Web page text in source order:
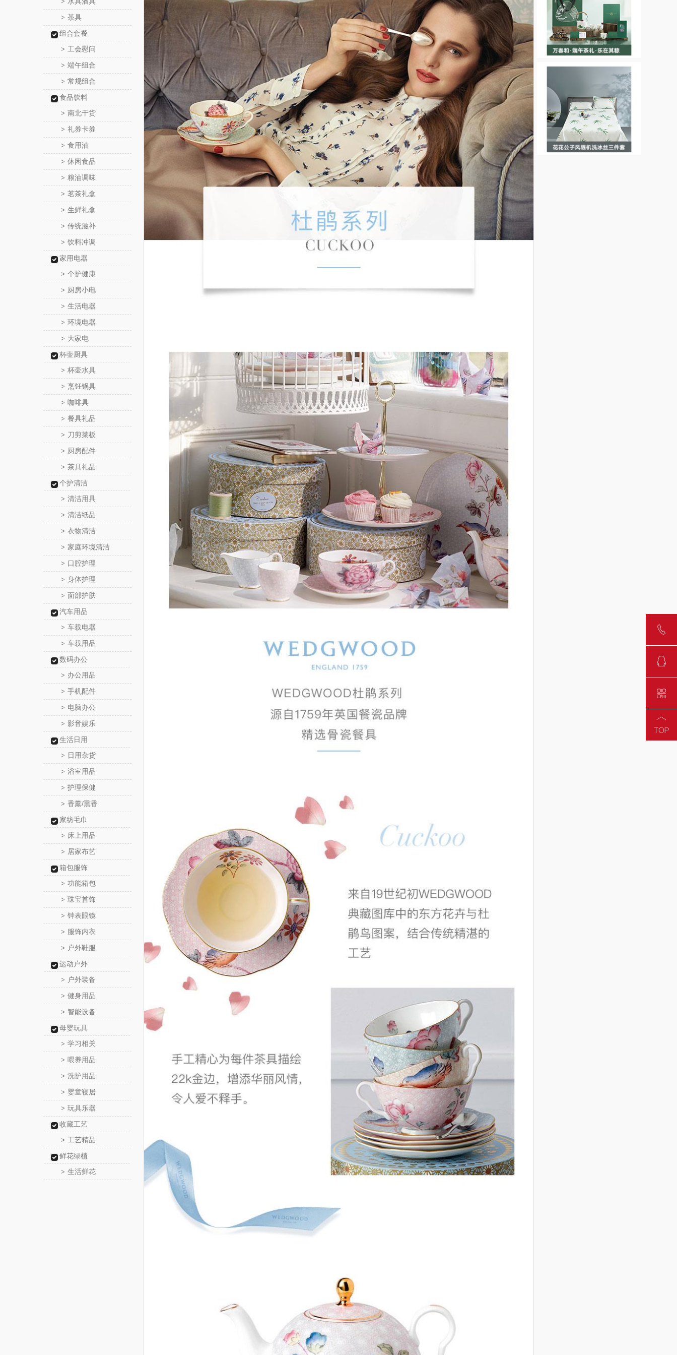
> 茶具
组合套餐
> 工会慰问
> 端午组合
> 常规组合
食品饮料
> 南北干货
> 礼券卡券
> 食用油
> 休闲食品
> 粮油调味
> 茗茶礼盒
> 生鲜礼盒
> 传统滋补
> 饮料冲调
家用电器
> 个护健康
> 厨房小电
> 生活电器
> 环境电器
> 大家电
杯壶厨具
> 杯壶水具
> 烹饪锅具
> 咖啡具
> 餐具礼品
> 刀剪菜板
> 厨房配件
> 茶具礼品
个护清洁
> 清洁用具
> 清洁纸品
> 衣物清洁
> 家庭环境清洁
> 口腔护理
> 身体护理
> 面部护肤
汽车用品
> 车载电器
> 车载用品
数码办公
> 办公用品
> 手机配件
> 电脑办公
> 影音娱乐
生活日用
> 日用杂货
> 浴室用品
> 护理保健
> 香薰/熏香
家纺毛巾
> 床上用品
> 居家布艺
箱包服饰
> 功能箱包
> 珠宝首饰
> 钟表眼镜
> 服饰内衣
> 户外鞋服
运动户外
> 户外装备
> 健身用品
> 智能设备
母婴玩具
> 学习相关
> 喂养用品
> 洗护用品
> 婴童寝居
> 玩具乐器
收藏工艺
> 工艺精品
鲜花绿植
> 生活鲜花